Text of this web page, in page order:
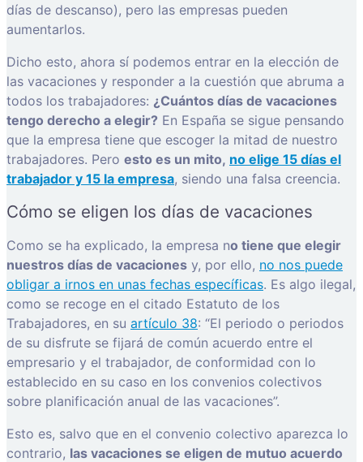
días de descanso), pero las empresas pueden
aumentarlos.
Dicho esto, ahora sí podemos entrar en la elección de
las vacaciones y responder a la cuestión que abruma a
todos los trabajadores: ¿Cuántos días de vacaciones
tengo derecho a elegir? En España se sigue pensando
que la empresa tiene que escoger la mitad de nuestro
trabajadores. Pero esto es un mito, no elige 15 días el
trabajador y 15 la empresa, siendo una falsa creencia.
Cómo se eligen los días de vacaciones
Como se ha explicado, la empresa no tiene que elegir
nuestros días de vacaciones y, por ello, no nos puede
obligar a irnos en unas fechas específicas. Es algo ilegal,
como se recoge en el citado Estatuto de los
Trabajadores, en su artículo 38: “El periodo o periodos
de su disfrute se fijará de común acuerdo entre el
empresario y el trabajador, de conformidad con lo
establecido en su caso en los convenios colectivos
sobre planificación anual de las vacaciones”.
Esto es, salvo que en el convenio colectivo aparezca lo
contrario, las vacaciones se eligen de mutuo acuerdo